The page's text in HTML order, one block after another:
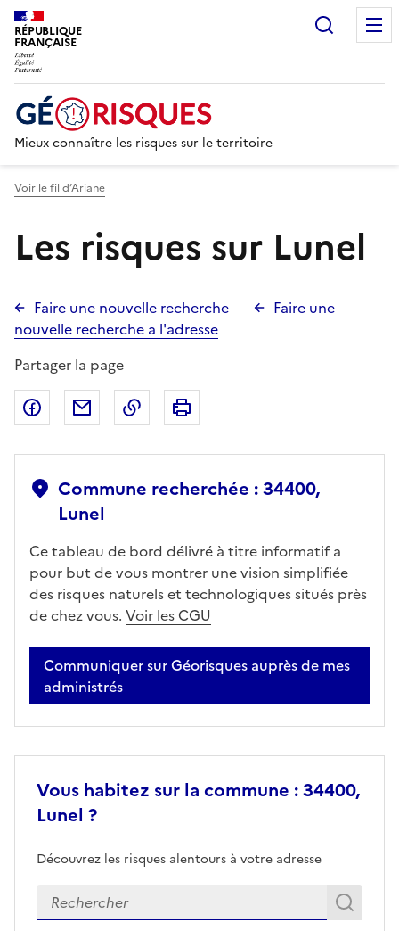
RÉPUBLIQUE
FRANÇAISE
Mieux connaître les risques sur le territoire
Voir le fil d’Ariane
Les risques sur Lunel
Faire une nouvelle recherche
Faire une
nouvelle recherche a l'adresse
Partager la page
Partager sur Facebook
Partager par emailCopier dans le presse-papier
Commune recherchée : 34400,
Lunel
Ce tableau de bord délivré à titre informatif a
pour but de vous montrer une vision simplifiée
des risques naturels et technologiques situés près
de chez vous. Voir les CGU
Communiquer sur Géorisques auprès de mes
administrés
Vous habitez sur la commune : 34400,
Lunel ?
Découvrez les risques alentours à votre adresse
Veuillez renseigner votre adresse exacte